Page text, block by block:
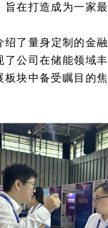
在打造成为一家最
了量身定制的金融
了公司在储能领域丰
块中备受瞩目的焦